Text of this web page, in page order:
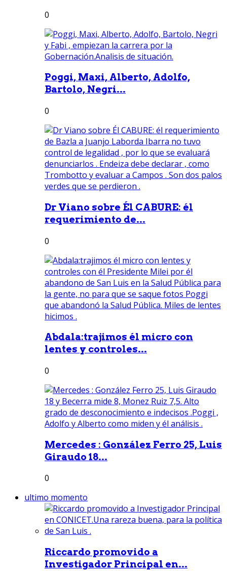
0
Poggi, Maxi, Alberto, Adolfo,
Bartolo, Negri...
0
Dr Viano sobre Él CABURE: él
requerimiento de...
0
Abdala:trajimos él micro con
lentes y controles...
0
Mercedes : González Ferro 25, Luis
Giraudo 18...
0
ultimo momento
Riccardo promovido a
Investigador Principal en...